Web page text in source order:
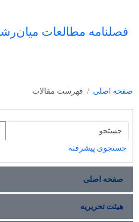
فصلنامه مطالعات
صفحه اصلی فهرست مقالات
جستجوی پیشرفته
صفحه اصلی
هیئت تحریریه